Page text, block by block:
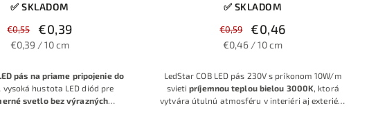
✅ SKLADOM
€0,55 €0,39
€0,39 / 10 cm
pás na priame pripojenie do
vysoká hustota LED diód pre
svetlo bez výrazných
✅ SKLADOM
€0,59 €0,46
€0,46 / 10 cm
LedStar COB LED pás 230V s príkonom 10W/m
svietipríjemnou teplou bielou 3000K , ktorá
vytvára útulnú atmosféru v interiéri aj exteriéri.